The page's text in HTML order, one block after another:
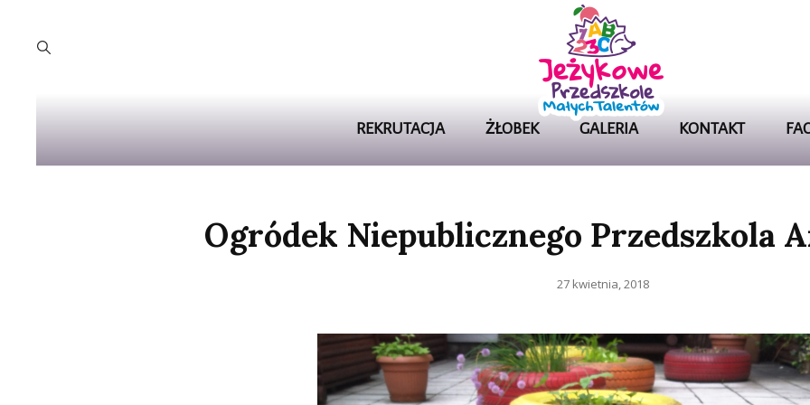
W
REKRUTACJA ŻŁOBEK GALERIA KONTAKT
Ogródek Niepublicznego Przedszkola
Posted
27 kwietnia, 2018